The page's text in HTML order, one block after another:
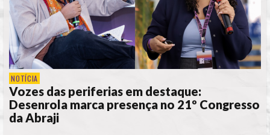
NOTÍCIA
Vozes das periferias em destaque:
Desenrola marca presença no 21º Congresso
da Abraji